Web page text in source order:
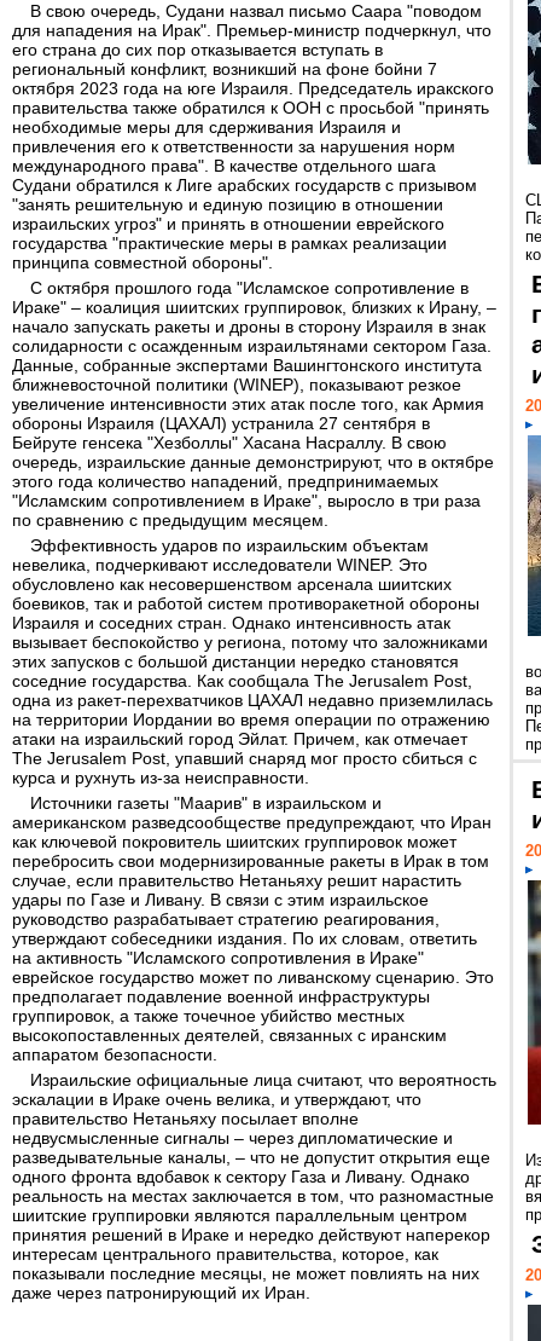
В свою очередь, Судани назвал письмо Саара "поводом
для нападения на Ирак". Премьер-министр подчеркнул, что
его страна до сих пор отказывается вступать в
региональный конфликт, возникший на фоне бойни 7
октября 2023 года на юге Израиля. Председатель иракского
правительства также обратился к ООН с просьбой "принять
необходимые меры для сдерживания Израиля и
привлечения его к ответственности за нарушения норм
международного права". В качестве отдельного шага
Судани обратился к Лиге арабских государств с призывом
"занять решительную и единую позицию в отношении
израильских угроз" и принять в отношении еврейского
государства "практические меры в рамках реализации
принципа совместной обороны".
С октября прошлого года "Исламское сопротивление в
Ираке" – коалиция шиитских группировок, близких к Ирану, –
начало запускать ракеты и дроны в сторону Израиля в знак
солидарности с осажденным израильтянами сектором Газа.
Данные, собранные экспертами Вашингтонского института
ближневосточной политики (WINEP), показывают резкое
увеличение интенсивности этих атак после того, как Армия
обороны Израиля (ЦАХАЛ) устранила 27 сентября в
Бейруте генсека "Хезболлы" Хасана Насраллу. В свою
очередь, израильские данные демонстрируют, что в октябре
этого года количество нападений, предпринимаемых
"Исламским сопротивлением в Ираке", выросло в три раза
по сравнению с предыдущим месяцем.
Эффективность ударов по израильским объектам
невелика, подчеркивают исследователи WINEP. Это
обусловлено как несовершенством арсенала шиитских
боевиков, так и работой систем противоракетной обороны
Израиля и соседних стран. Однако интенсивность атак
вызывает беспокойство у региона, потому что заложниками
этих запусков с большой дистанции нередко становятся
соседние государства. Как сообщала The Jerusalem Post,
одна из ракет-перехватчиков ЦАХАЛ недавно приземлилась
на территории Иордании во время операции по отражению
атаки на израильский город Эйлат. Причем, как отмечает
The Jerusalem Post, упавший снаряд мог просто сбиться с
курса и рухнуть из-за неисправности.
Источники газеты "Маарив" в израильском и
американском разведсообществе предупреждают, что Иран
как ключевой покровитель шиитских группировок может
перебросить свои модернизированные ракеты в Ирак в том
случае, если правительство Нетаньяху решит нарастить
удары по Газе и Ливану. В связи с этим израильское
руководство разрабатывает стратегию реагирования,
утверждают собеседники издания. По их словам, ответить
на активность "Исламского сопротивления в Ираке"
еврейское государство может по ливанскому сценарию. Это
предполагает подавление военной инфраструктуры
группировок, а также точечное убийство местных
высокопоставленных деятелей, связанных с иранским
аппаратом безопасности.
Израильские официальные лица считают, что вероятность
эскалации в Ираке очень велика, и утверждают, что
правительство Нетаньяху посылает вполне
недвусмысленные сигналы – через дипломатические и
разведывательные каналы, – что не допустит открытия еще
одного фронта вдобавок к сектору Газа и Ливану. Однако
реальность на местах заключается в том, что разномастные
шиитские группировки являются параллельным центром
принятия решений в Ираке и нередко действуют наперекор
интересам центрального правительства, которое, как
показывали последние месяцы, не может повлиять на них
даже через патронирующий их Иран.